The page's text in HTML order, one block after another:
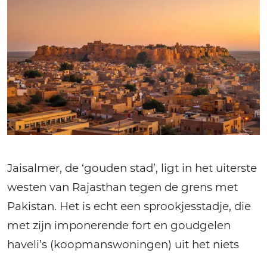
Jaisalmer, de ‘gouden stad’, ligt in het uiterste
westen van Rajasthan tegen de grens met
Pakistan. Het is echt een sprookjesstadje, die
met zijn imponerende fort en goudgelen
haveli’s (koopmanswoningen) uit het niets